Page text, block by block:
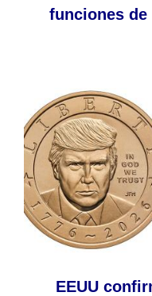
funciones
EEUU